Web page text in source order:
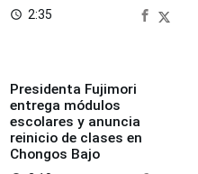
access_time 2:35
Presidenta Fujimori
entrega módulos
escolares y anuncia
reinicio de clases en
Chongos Bajo